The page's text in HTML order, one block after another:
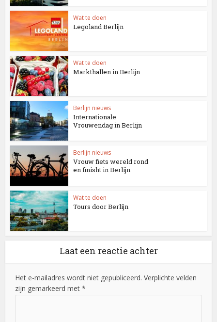
Wat te doen
Legoland Berlijn
Wat te doen
Markthallen in Berlijn
Berlijn nieuws
Internationale
Vrouwendag in Berlijn
Berlijn nieuws
Vrouw fiets wereld rond
en finisht in Berlijn
Wat te doen
Tours door Berlijn
Laat een reactie achter
Het e-mailadres wordt niet gepubliceerd. Verplichte velden
zijn gemarkeerd met *